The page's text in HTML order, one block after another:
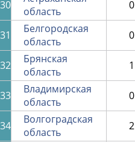
30
область
0
31
Белгородская
область
0
32
Брянская
область
1
33
Владимирская
область
0
34
Волгоградская
область
2